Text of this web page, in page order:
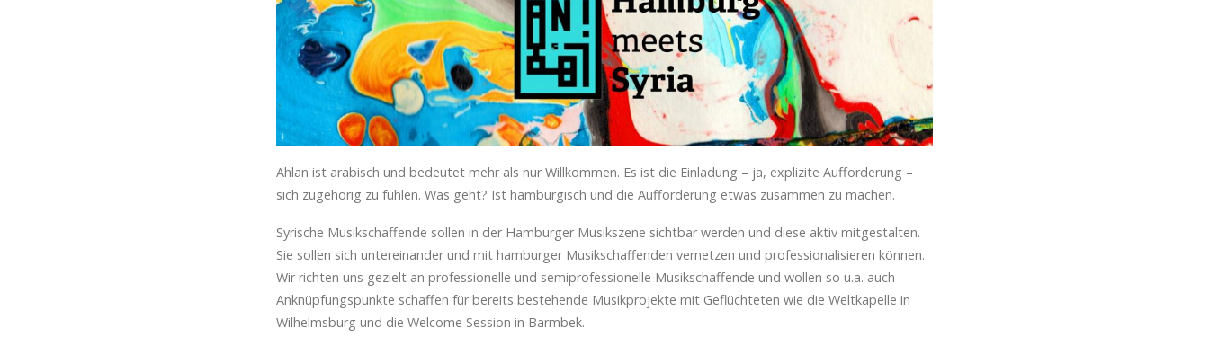
Ahlan ist arabisch und bedeutet mehr als nur Willkommen. Es ist die Einladung – ja, explizite Aufforderung –
sich zugehörig zu fühlen. Was geht? Ist hamburgisch und die Aufforderung etwas zusammen zu machen.
Syrische Musikschaffende sollen in der Hamburger Musikszene sichtbar werden und diese aktiv mitgestalten.
Sie sollen sich untereinander und mit hamburger Musikschaffenden vernetzen und professionalisieren können.
Wir richten uns gezielt an professionelle und semiprofessionelle Musikschaffende und wollen so u.a. auch
Anknüpfungspunkte schaffen für bereits bestehende Musikprojekte mit Geflüchteten wie die Weltkapelle in
Wilhelmsburg und die Welcome Session in Barmbek.